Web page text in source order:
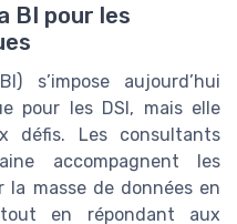
BI pour les
s’impose aujourd’hui
pour les DSI, mais elle
défis. Les consultants
accompagnent les
masse de données en
tout en répondant aux